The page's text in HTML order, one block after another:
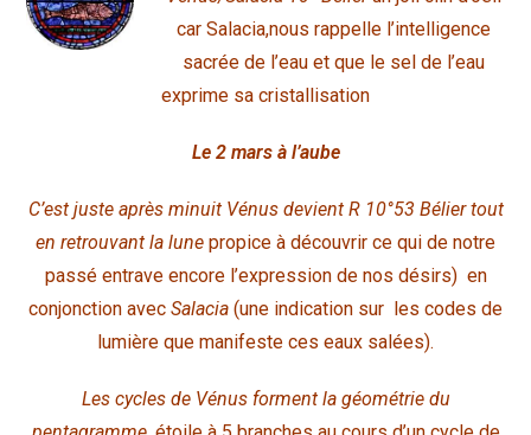
car Salacia,nous rappelle l’intelligence
sacrée de l’eau et que le sel de l’eau
exprime sa cristallisation
Le 2 mars à l’aube
C’est juste après minuit Vénus devient R 10°53 Bélier tout
en retrouvant la lune propice à découvrir ce qui de notre
passé entrave encore l’expression de nos désirs) en
conjonction avec Salacia (une indication sur les codes de
lumière que manifeste ces eaux salées).
Les cycles de Vénus forment la géométrie du